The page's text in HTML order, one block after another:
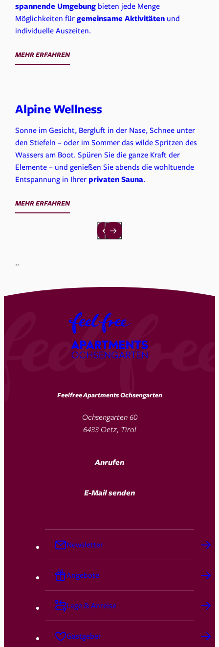
spannende Umgebung bieten jede Menge
Möglichkeiten fürgemeinsame Aktivitäten und
individuelle Auszeiten.
MEHR ERFAHREN
Alpine Wellness
Sonne im Gesicht, Bergluft in der Nase, Schnee unter
den Stiefeln – oder im Sommer das wilde Spritzen des
Wassers am Boot. Spüren Sie die ganze Kraft der
Elemente – und genießen Sie abends die wohltuende
Entspannung in Ihrer privatenSauna.
MEHR ERFAHREN
..
Feelfree Apartments Ochsengarten
Ochsengarten 60
6433 Oetz, Tirol
Anrufen
E-Mail senden
Newsletter
Angebote
Lage & Anreise
Gastgeber